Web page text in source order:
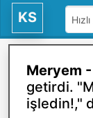
KS
Meryem
getirdi.
işledin!,"